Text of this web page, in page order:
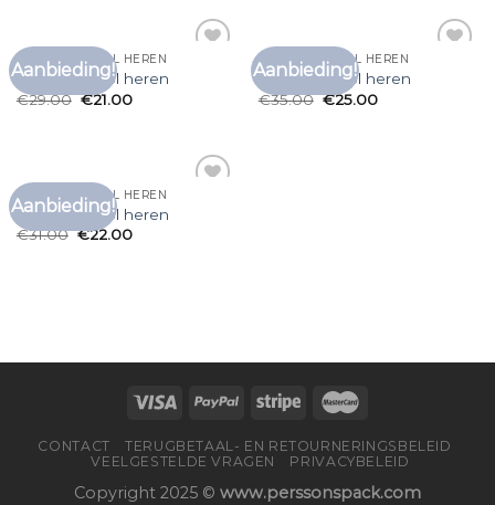
Aanbieding!
T SHIRT MET COL HEREN
t shirt met col heren
€29.00 €21.00
Aanbieding!
T SHIRT MET COL HEREN
t shirt met col heren
€35.00 €25.00
Aanbieding!
T SHIRT MET COL HEREN
t shirt met col heren
€31.00 €22.00
CONTACT
TERUGBETAAL- EN RETOURNERINGSBELEID
VEELGESTELDE VRAGEN
PRIVACYBELEID
Copyright 2025 © www.perssonspack.com